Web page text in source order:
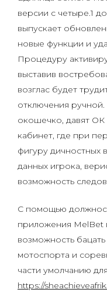
версии с четыре.1
выпускает
новые функции и
Процедуру
выставив
возглас будет
отключения
окошечко, давят ОК
кабинет, где при
фигуру дичностных
данных игрока,
возможность
С помощью
приложения MelBet
возможность
мотоспорта и
части умолчанию для
https://